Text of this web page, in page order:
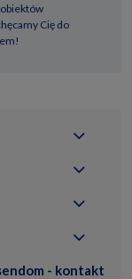
Cię do
- kontakt